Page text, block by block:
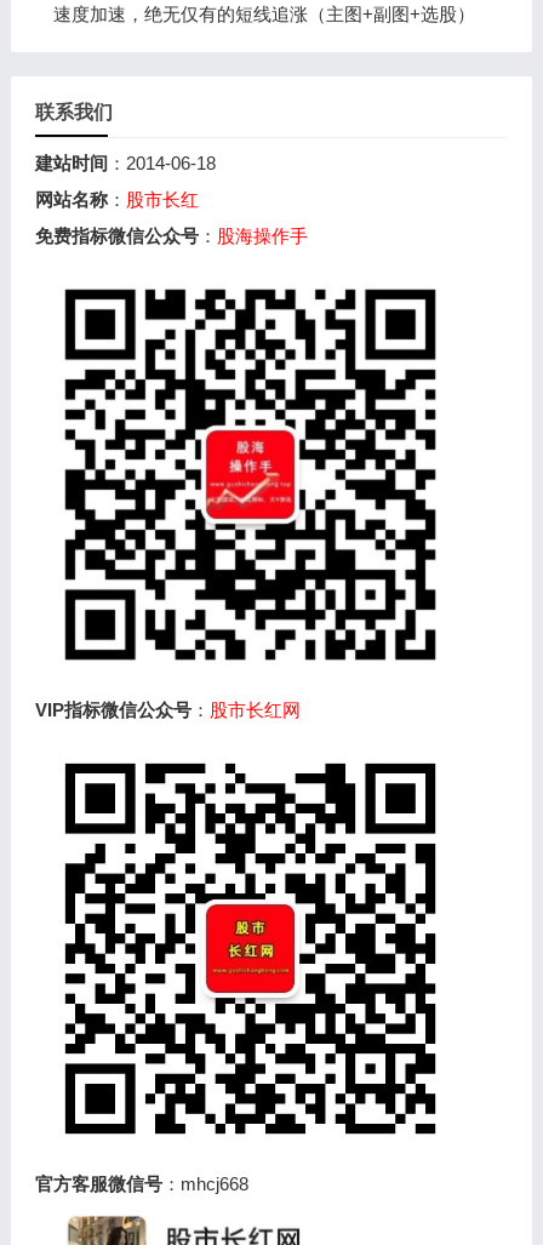
速度加速，绝无仅有的短线追涨（主图+副图+选股）
联系我们
建站时间 ：2014-06-18
网站名称： 股市长红
免费指标微信公众号： 股海操作手
VIP指标微信公众号： 股市长红网
官方客服微信号：mhcj668